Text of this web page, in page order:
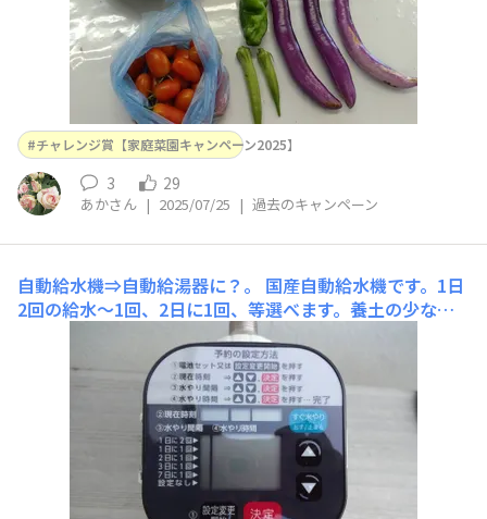
チャレンジ賞【家庭菜園キャンペーン2025】
3 29
あかさん | 2025/07/25 | 過去のキャンペーン
自動給水機⇒自動給湯器に？。
国産自動給水機です。1日
2回の給水～1回、2日に1回、等選べます。養土の少ない
プランタ－には便利な器具です。安心して外出出来ます。
夏野菜で最も使いたい時期→梅雨明けからかと思います。
35度超え当たり前になってきました。夕方の給水は特に
キケンです。給水機→給湯器に自動で移行します。出始め